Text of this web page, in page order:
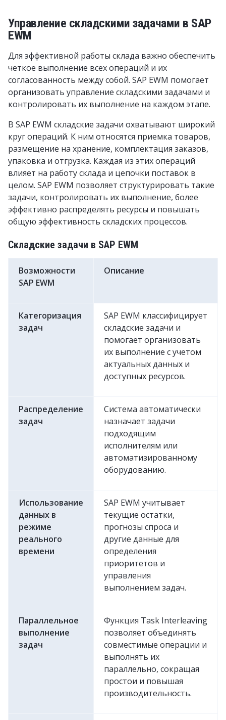
Управление складскими задачами в SAP
EWM
Для эффективной работы склада важно обеспечить
четкое выполнение всех операций и их
согласованность между собой. SAP EWM помогает
организовать управление складскими задачами и
контролировать их выполнение на каждом этапе.
В SAP EWM складские задачи охватывают широкий
круг операций. К ним относятся приемка товаров,
размещение на хранение, комплектация заказов,
упаковка и отгрузка. Каждая из этих операций
влияет на работу склада и цепочки поставок в
целом. SAP EWM позволяет структурировать такие
задачи, контролировать их выполнение, более
эффективно распределять ресурсы и повышать
общую эффективность складских процессов.
Складские задачи в SAP EWM
Возможности
SAP EWM
Описание
Категоризация
задач
SAP EWM классифицирует
складские задачи и
помогает организовать
их выполнение с учетом
актуальных данных и
доступных ресурсов.
Распределение
задач
Система автоматически
назначает задачи
подходящим
исполнителям или
автоматизированному
оборудованию.
Использование
данных в
режиме
реального
времени
SAP EWM учитывает
текущие остатки,
прогнозы спроса и
другие данные для
определения
приоритетов и
управления
выполнением задач.
Параллельное
выполнение
задач
Функция Task Interleaving
позволяет объединять
совместимые операции и
выполнять их
параллельно, сокращая
простои и повышая
производительность.